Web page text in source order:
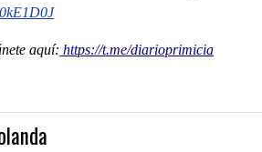
aquí: https://t.me/diarioprimicia